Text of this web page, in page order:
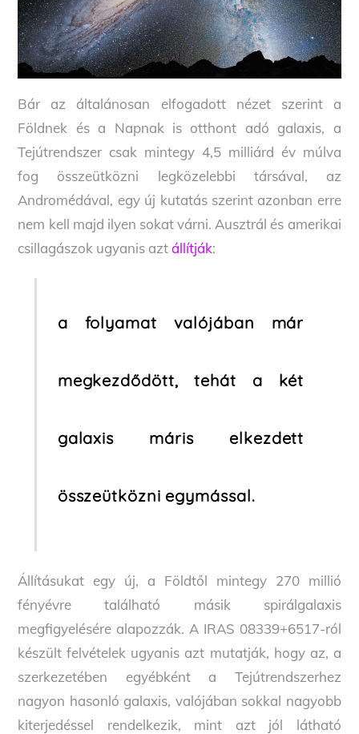
Bár az általánosan elfogadott nézet szerint a
Földnek és a Napnak is otthont adó galaxis, a
Tejútrendszer csak mintegy 4,5 milliárd év múlva
fog összeütközni legközelebbi társával, az
Andromédával, egy új kutatás szerint azonban erre
nem kell majd ilyen sokat várni. Ausztrál és amerikai
csillagászok ugyanis aztállítják:
a folyamat valójában már
megkezdődött, tehát a két
galaxis máris elkezdett
összeütközni egymással.
Állításukat egy új, a Földtől mintegy 270 millió
fényévre található másik spirálgalaxis
megfigyelésére alapozzák. A IRAS 08339+6517-ról
készült felvételek ugyanis azt mutatják, hogy az, a
szerkezetében egyébként a Tejútrendszerhez
nagyon hasonló galaxis, valójában sokkal nagyobb
kiterjedéssel rendelkezik, mint azt jól látható